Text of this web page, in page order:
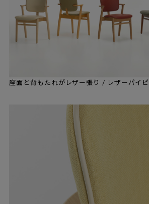
座面と背もたれがレザー張り / レザーパイ